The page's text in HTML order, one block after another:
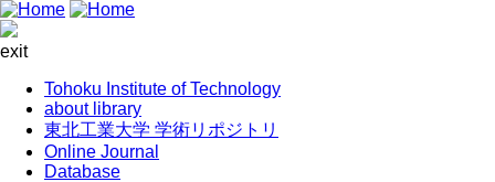
exit
Tohoku Institute of Technology
about library
東北工業大学 学術リポジトリ
Online Journal
Database